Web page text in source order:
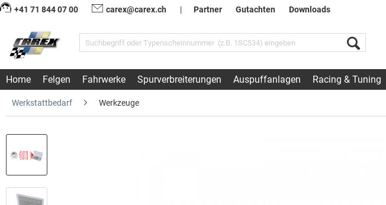
+41 71 844 07 00 carex@carex.ch | Partner Gutachten Downloads
Home Felgen Fahrwerke Spurverbreiterungen Auspuffanlagen Racing & Tuning
Werkstattbedarf Werkzeuge